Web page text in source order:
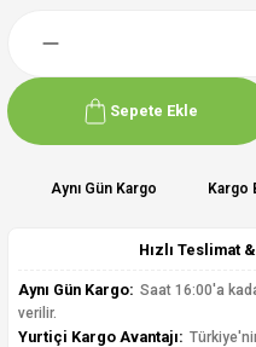
Sepete Ekle
Aynı Gün Kargo Kargo
Hızlı Teslimat
Aynı Gün Kargo: Saat 16:00'a
verilir.
Yurtiçi Kargo Avantajı: